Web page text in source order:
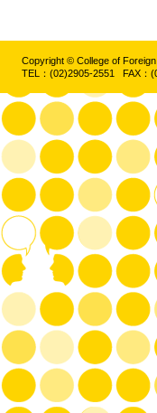
Copyright © College of
TEL：(02)2905-2551 FAX：